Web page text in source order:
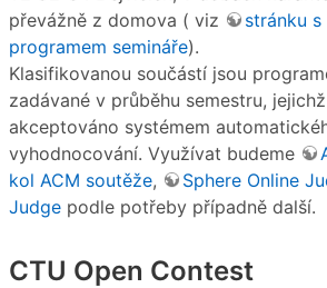
převážně z domova ( viz
stránku
programem semináře).
Klasifikovanou součástí jsou
zadávané v průběhu semestru,
akceptováno systémem
vyhodnocování. Využívat budeme
kol ACM soutěže, Sphere Online
Judge podle potřeby případně další.
CTU Open Contest